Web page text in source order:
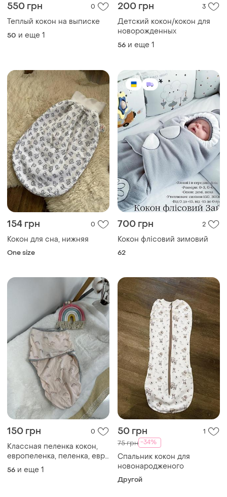
550 грн 0
Теплый кокон на выписке
50 и еще 1
200 грн 3
Детский кокон/кокон для
новорожденных
56 и еще 1
154 грн 0
Кокон для сна, нижняя
One size
700 грн 2
Кокон флісовий зимовий
62
150 грн 0
Классная пеленка кокон,
европеленка, пеленка, евро
кокон, кокон
56 и еще 1
50 грн 1
75 грн -34%
Спальник кокон для
новонародженого
Другой